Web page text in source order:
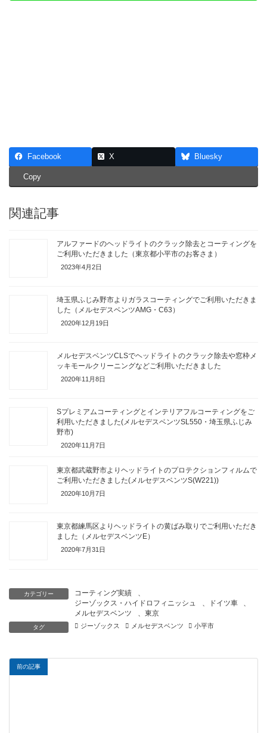
Facebook X Bluesky
Copy
関連記事
アルファードのヘッドライトのクラック除去とコーティングを
ご利用いただきました（東京都小平市のお客さま）
2023年4月2日
埼玉県ふじみ野市よりガラスコーティングでご利用いただきま
した（メルセデスベンツAMG・C63）
2020年12月19日
メルセデスベンツCLSでヘッドライトのクラック除去や窓枠メ
ッキモールクリーニングなどご利用いただきました
2020年11月8日
Sプレミアムコーティングとインテリアフルコーティングをご
利用いただきました(メルセデスベンツSL550・埼玉県ふじみ
野市)
2020年11月7日
東京都武蔵野市よりヘッドライトのプロテクションフィルムで
ご利用いただきました(メルセデスベンツS(W221))
2020年10月7日
東京都練馬区よりヘッドライトの黄ばみ取りでご利用いただき
ました（メルセデスベンツE）
2020年7月31日
カテゴリー コーティング実績
ジーゾックス・ハイドロフィニッシュ
ドイツ車
メルセデスベンツ
東京
タグ ジーゾックス メルセデスベンツ 小平市
前の記事